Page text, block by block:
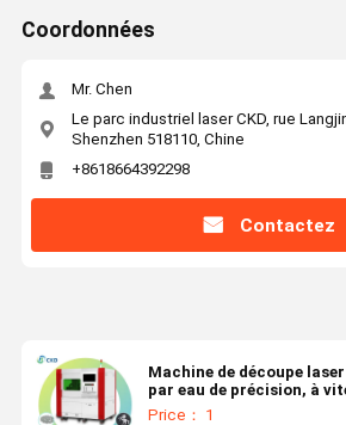
Coordonnées
Mr. Chen
Le parc industriel laser CKD, rue
Shenzhen 518110, Chine
+8618664392298
Contactez
Machine de découpe
par eau de précision, à
maximale de 1000 mm/min
Price： 1